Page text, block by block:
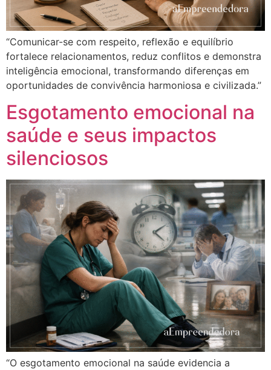
“Comunicar-se com respeito, reflexão e equilíbrio
fortalece relacionamentos, reduz conflitos e demonstra
inteligência emocional, transformando diferenças em
oportunidades de convivência harmoniosa e civilizada.”
Esgotamento emocional na
saúde e seus impactos
silenciosos
“O esgotamento emocional na saúde evidencia a